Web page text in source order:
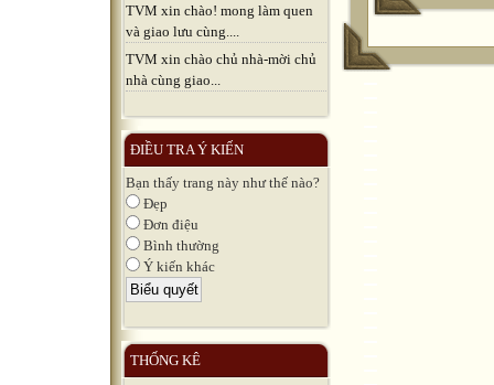
TVM xin chào! mong làm quen
và giao lưu cùng....
TVM xin chào chủ nhà-mời chủ
nhà cùng giao...
ĐIỀU TRA Ý KIẾN
Bạn thấy trang này như thế nào?
Đẹp
Đơn điệu
Bình thường
Ý kiến khác
THỐNG KÊ